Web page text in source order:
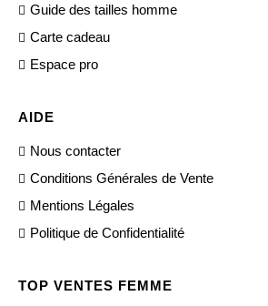
Guide des tailles homme
Carte cadeau
Espace pro
AIDE
Nous contacter
Conditions Générales de Vente
Mentions Légales
Politique de Confidentialité
TOP VENTES FEMME